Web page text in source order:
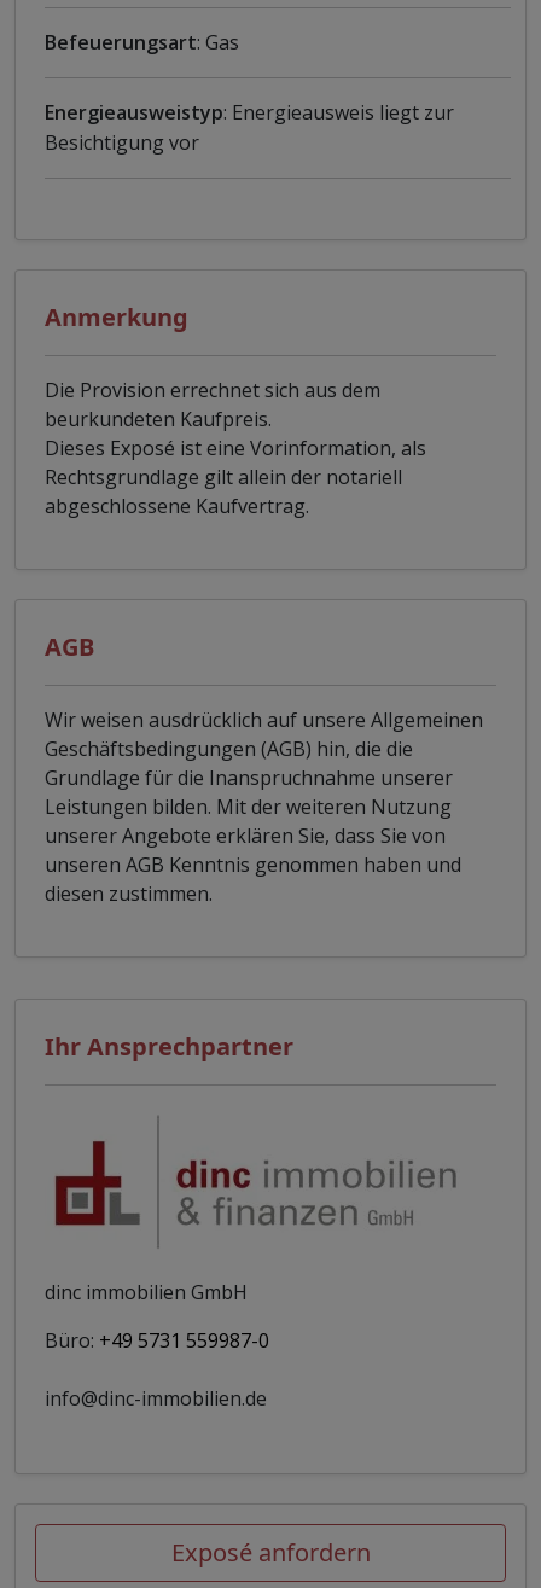
Befeuerungsart: Gas
Energieausweistyp: Energieausweis liegt zur
Besichtigung vor
Anmerkung
Die Provision errechnet sich aus dem
beurkundeten Kaufpreis.
Dieses Exposé ist eine Vorinformation, als
Rechtsgrundlage gilt allein der notariell
abgeschlossene Kaufvertrag.
AGB
Wir weisen ausdrücklich auf unsere Allgemeinen
Geschäftsbedingungen (AGB) hin, die die
Grundlage für die Inanspruchnahme unserer
Leistungen bilden. Mit der weiteren Nutzung
unserer Angebote erklären Sie, dass Sie von
unseren AGB Kenntnis genommen haben und
diesen zustimmen.
Ihr Ansprechpartner
dinc immobilien GmbH
Büro: +49 5731 559987-0
info@dinc-immobilien.de
Exposé anfordern